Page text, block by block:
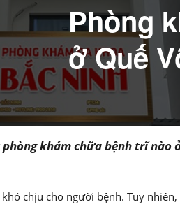
Phòng
ở Quế
khám chữa bệnh trĩ nào
chịu cho người bệnh. Tuy